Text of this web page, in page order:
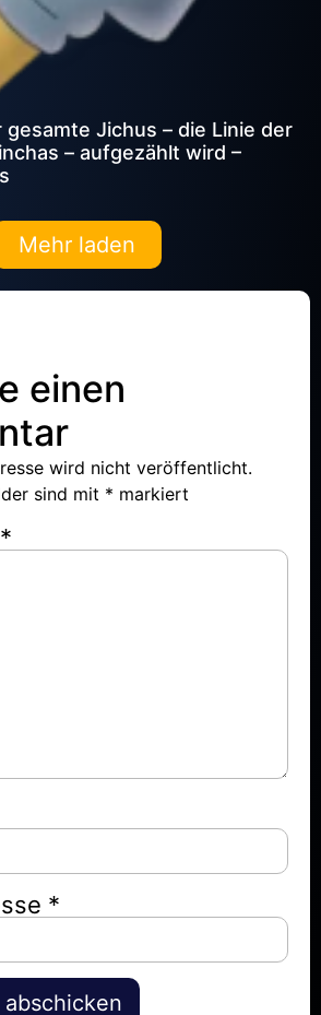
gesamte Jichus – die Linie der
– aufgezählt wird –
Mehr laden
einen
wird nicht veröffentlicht.
sind mit * markiert
*
*